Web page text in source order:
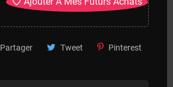
Partager Tweet Pinterest